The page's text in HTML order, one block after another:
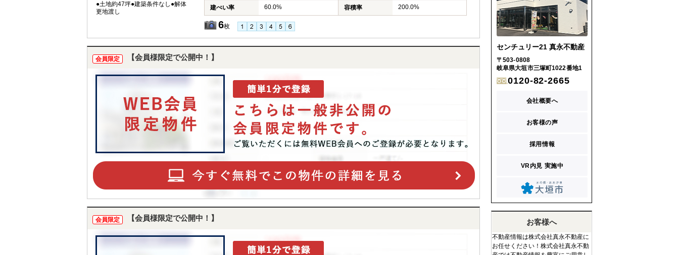
●土地約47坪●建築条件なし●解体
更地渡し
建ぺい率 60.0% 容積率 200.0%
6枚
会員限定 【会員様限定で公開中！】
会員限定 【会員様限定で公開中！】
センチュリー21 真永不動産
〒503-0808
岐阜県大垣市三塚町1022番地1
0120-82-2665
会社概要へ
お客様の声
採用情報
VR内見 実施中
お客様へ
不動産情報は株式会社真永不動産に
お任せください！株式会社真永不動